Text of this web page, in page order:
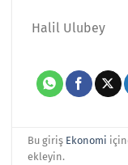
Halil Ulubey
Bu giriş Ekonomi
ekleyin.